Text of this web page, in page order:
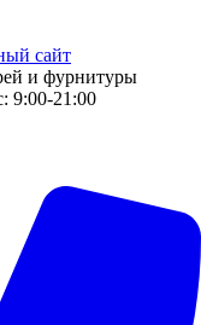
сайт
и фурнитуры
9:00-21:00